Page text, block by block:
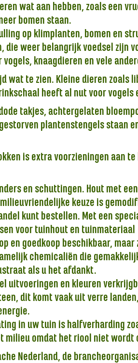
wat aan hebben, zoals een
bomen staan.
op klimplanten, bomen en
weer belangrijk voedsel zijn
knaagdieren en vele
wat te zien. Kleine dieren zoals
heeft al nut voor vogels
takjes, achtergelaten
plantenstengels staan
is extra voorzieningen aan
en schuttingen. Hout met
milieuvriendelijke keuze is
kunt bestellen. Met een
voor tuinhout en tuinmateriaal
en goedkoop beschikbaar, maar
chemicaliën die
als u het afdankt.
uitvoeringen en kleuren
dit komt vaak uit verre
in uw tuin is halfverharding
milieu omdat het riool niet wordt
Nederland, de